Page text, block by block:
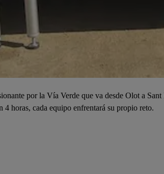
por la Vía Verde que va desde Olot a
horas, cada equipo enfrentará su propio reto.